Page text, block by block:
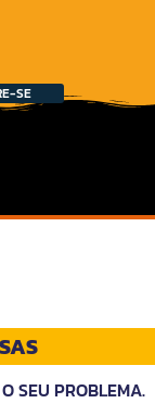
SE
SEU PROBLEMA.